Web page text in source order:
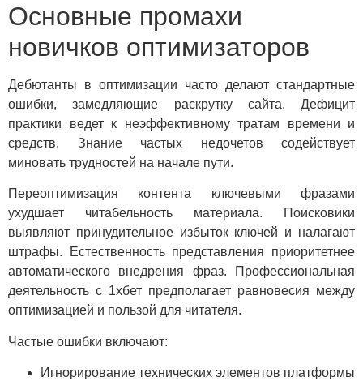
Основные промахи
новичков оптимизаторов
Дебютанты в оптимизации часто делают стандартные
ошибки, замедляющие раскрутку сайта. Дефицит
практики ведет к неэффективному тратам времени и
средств. Знание частых недочетов содействует
миновать трудностей на начале пути.
Переоптимизация контента ключевыми фразами
ухудшает читабельность материала. Поисковики
выявляют принудительное избыток ключей и налагают
штрафы. Естественность представления приоритетнее
автоматического внедрения фраз. Профессиональная
деятельность с 1хбет предполагает равновесия между
оптимизацией и пользой для читателя.
Частые ошибки включают:
Игнорирование технических элементов платформы